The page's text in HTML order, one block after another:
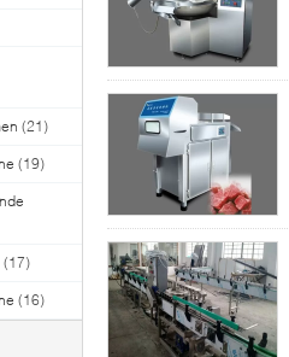
(21)
(19)
(17)
(16)